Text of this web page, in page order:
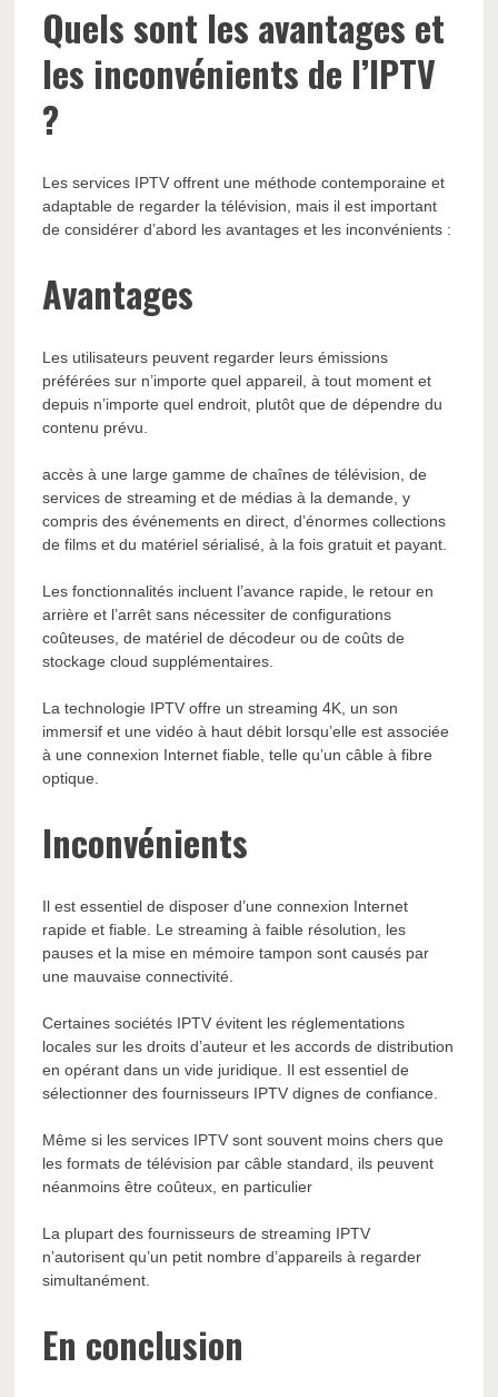
Quels sont les avantages et
les inconvénients de l’IPTV
?
Les services IPTV offrent une méthode contemporaine et
adaptable de regarder la télévision, mais il est important
de considérer d’abord les avantages et les inconvénients :
Avantages
Les utilisateurs peuvent regarder leurs émissions
préférées sur n’importe quel appareil, à tout moment et
depuis n’importe quel endroit, plutôt que de dépendre du
contenu prévu.
accès à une large gamme de chaînes de télévision, de
services de streaming et de médias à la demande, y
compris des événements en direct, d’énormes collections
de films et du matériel sérialisé, à la fois gratuit et payant.
Les fonctionnalités incluent l’avance rapide, le retour en
arrière et l’arrêt sans nécessiter de configurations
coûteuses, de matériel de décodeur ou de coûts de
stockage cloud supplémentaires.
La technologie IPTV offre un streaming 4K, un son
immersif et une vidéo à haut débit lorsqu’elle est associée
à une connexion Internet fiable, telle qu’un câble à fibre
optique.
Inconvénients
Il est essentiel de disposer d’une connexion Internet
rapide et fiable. Le streaming à faible résolution, les
pauses et la mise en mémoire tampon sont causés par
une mauvaise connectivité.
Certaines sociétés IPTV évitent les réglementations
locales sur les droits d’auteur et les accords de distribution
en opérant dans un vide juridique. Il est essentiel de
sélectionner des fournisseurs IPTV dignes de confiance.
Même si les services IPTV sont souvent moins chers que
les formats de télévision par câble standard, ils peuvent
néanmoins être coûteux, en particulier
La plupart des fournisseurs de streaming IPTV
n’autorisent qu’un petit nombre d’appareils à regarder
simultanément.
En conclusion